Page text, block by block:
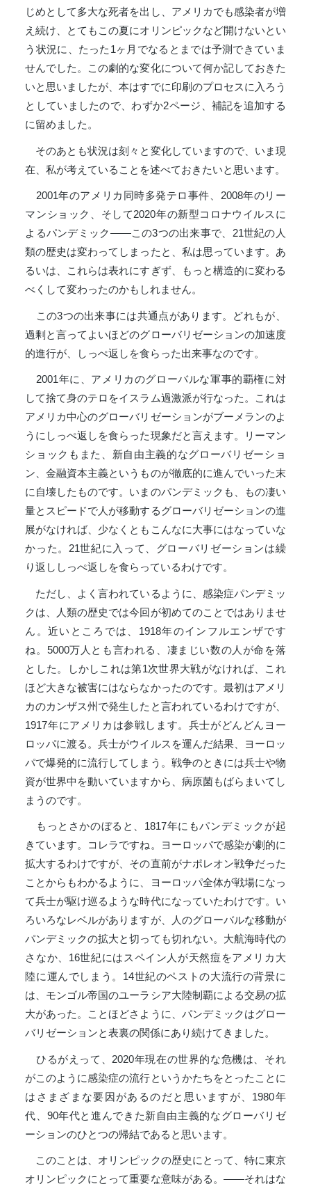
じめとして多大な死者を出し、アメリカでも感染者が増
え続け、とてもこの夏にオリンピックなど開けないとい
う状況に、たった1ヶ月でなるとまでは予測できていま
せんでした。この劇的な変化について何か記しておきた
いと思いましたが、本はすでに印刷のプロセスに入ろう
としていましたので、わずか2ページ、補記を追加する
に留めました。
そのあとも状況は刻々と変化していますので、いま現
在、私が考えていることを述べておきたいと思います。
2001年のアメリカ同時多発テロ事件、2008年のリー
マンショック、そして2020年の新型コロナウイルスに
よるパンデミック――この3つの出来事で、21世紀の人
類の歴史は変わってしまったと、私は思っています。あ
るいは、これらは表れにすぎず、もっと構造的に変わる
べくして変わったのかもしれません。
この3つの出来事には共通点があります。どれもが、
過剰と言ってよいほどのグローバリゼーションの加速度
的進行が、しっぺ返しを食らった出来事なのです。
2001年に、アメリカのグローバルな軍事的覇権に対
して捨て身のテロをイスラム過激派が行なった。これは
アメリカ中心のグローバリゼーションがブーメランのよ
うにしっぺ返しを食らった現象だと言えます。リーマン
ショックもまた、新自由主義的なグローバリゼーショ
ン、金融資本主義というものが徹底的に進んでいった末
に自壊したものです。いまのパンデミックも、もの凄い
量とスピードで人が移動するグローバリゼーションの進
展がなければ、少なくともこんなに大事にはなっていな
かった。21世紀に入って、グローバリゼーションは繰
り返ししっぺ返しを食らっているわけです。
ただし、よく言われているように、感染症パンデミッ
クは、人類の歴史では今回が初めてのことではありませ
ん。近いところでは、1918年のインフルエンザです
ね。5000万人とも言われる、凄まじい数の人が命を落
とした。しかしこれは第1次世界大戦がなければ、これ
ほど大きな被害にはならなかったのです。最初はアメリ
カのカンザス州で発生したと言われているわけですが、
1917年にアメリカは参戦します。兵士がどんどんヨー
ロッパに渡る。兵士がウイルスを運んだ結果、ヨーロッ
パで爆発的に流行してしまう。戦争のときには兵士や物
資が世界中を動いていますから、病原菌もばらまいてし
まうのです。
もっとさかのぼると、1817年にもパンデミックが起
きています。コレラですね。ヨーロッパで感染が劇的に
拡大するわけですが、その直前がナポレオン戦争だった
ことからもわかるように、ヨーロッパ全体が戦場になっ
て兵士が駆け巡るような時代になっていたわけです。い
ろいろなレベルがありますが、人のグローバルな移動が
パンデミックの拡大と切っても切れない。大航海時代の
さなか、16世紀にはスペイン人が天然痘をアメリカ大
陸に運んでしまう。14世紀のペストの大流行の背景に
は、モンゴル帝国のユーラシア大陸制覇による交易の拡
大があった。ことほどさように、パンデミックはグロー
バリゼーションと表裏の関係にあり続けてきました。
ひるがえって、2020年現在の世界的な危機は、それ
がこのように感染症の流行というかたちをとったことに
はさまざまな要因があるのだと思いますが、1980年
代、90年代と進んできた新自由主義的なグローバリゼ
ーションのひとつの帰結であると思います。
このことは、オリンピックの歴史にとって、特に東京
オリンピックにとって重要な意味がある。――それはな